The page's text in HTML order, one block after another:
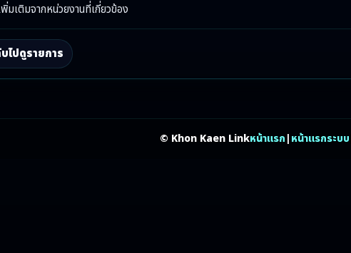
เติมจากหน่วยงานที่เกี่ยวข้อง
ไปดูรายการ
© Khon Kaen Linkหน้าแรก|หน้าแรกระบบ